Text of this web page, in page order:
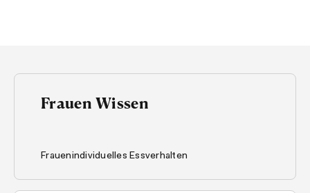
Frauen Wissen
Frauenindividuelles Essverhalten